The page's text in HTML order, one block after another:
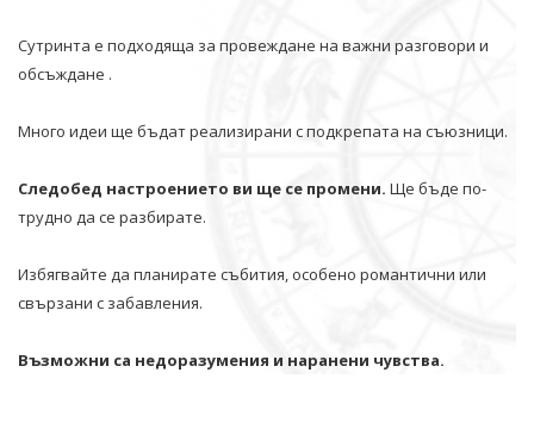
Сутринта е подходяща за провеждане на важни разговори и
обсъждане .
Много идеи ще бъдат реализирани с подкрепата на съюзници.
Следобед настроението ви ще се промени. Ще бъде по-
трудно да се разбирате.
Избягвайте да планирате събития, особено романтични или
свързани с забавления.
Възможни са недоразумения и наранени чувства.